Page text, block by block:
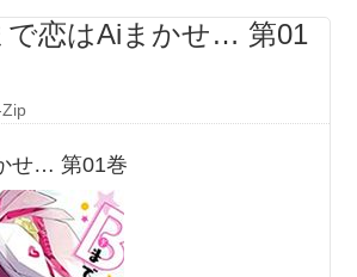
で恋はAiまかせ… 第01
Zip
せ… 第01巻